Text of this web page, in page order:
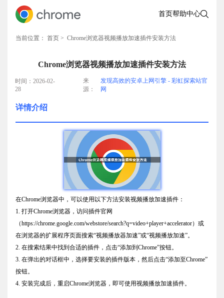
首页帮助中心
当前位置： 首页 > Chrome浏览器视频播放加速插件安装方法
Chrome浏览器视频播放加速插件安装方法
时间：2026-02-
28
来
源：
发现高效的安卓上网引擎 - 彩虹探索站官
网
详情介绍
在Chrome浏览器中，可以使用以下方法安装视频播放加速插件：
1. 打开Chrome浏览器，访问插件官网
（https://chrome.google.com/webstore/search?q=video+player+accelerator）或
在浏览器的扩展程序页面搜索“视频播放器加速”或“视频播放加速”。
2. 在搜索结果中找到合适的插件，点击“添加到Chrome”按钮。
3. 在弹出的对话框中，选择要安装的插件版本，然后点击“添加至Chrome”
按钮。
4. 安装完成后，重启Chrome浏览器，即可使用视频播放加速插件。